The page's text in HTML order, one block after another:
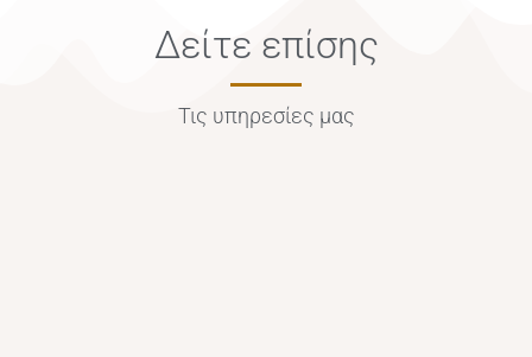
Δείτε επίσης
Τις υπηρεσίες μας